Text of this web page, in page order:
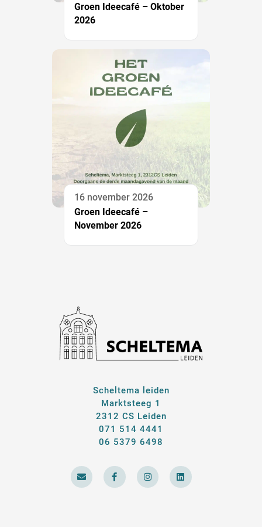
Groen Ideecafé – Oktober
2026
16 november 2026
Groen Ideecafé –
November 2026
Scheltema leiden
Marktsteeg 1
2312 CS Leiden
071 514 4441
06 5379 6498
E
n
v
e
F
a
c
e
I
n
s
t
L
i
n
k